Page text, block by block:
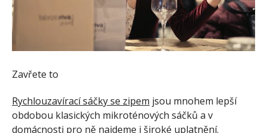
Zavřete to
Rychlouzavírací sáčky se zipem jsou mnohem lepší
obdobou klasických mikroténových sáčků a v
domácnosti pro ně najdeme i široké uplatnění.